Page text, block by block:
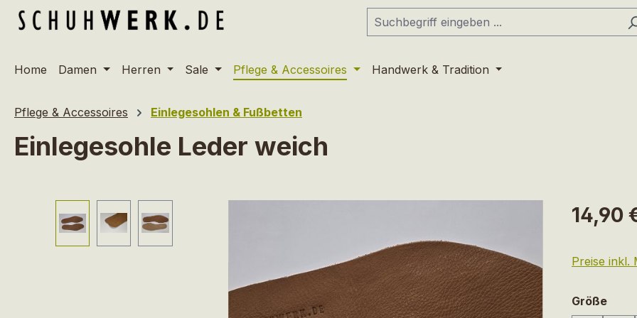
Hauptinhalt springen
Zur Suche springen
Zur Hauptnavigation springen
Home Damen Herren Sale Pflege & Accessoires Handwerk & Tradition
Pflege & Accessoires Einlegesohlen & Fußbetten
Einlegesohle Leder weich
Regulärer
14,90
Preise inkl.
Größe